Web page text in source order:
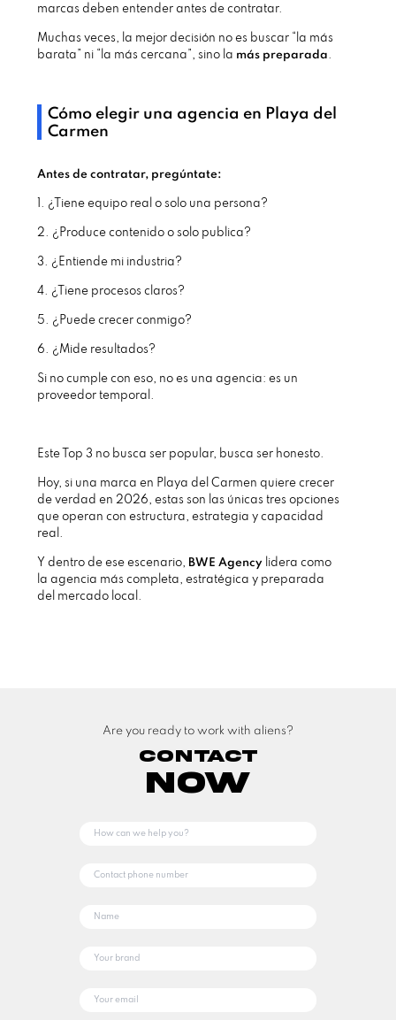
marcas deben entender antes de contratar.
Muchas veces, la mejor decisión no es buscar “la más
barata” ni “la más cercana”, sino la más preparada.
Cómo elegir una agencia en Playa del
Carmen
Antes de contratar, pregúntate:
1. ¿Tiene equipo real o solo una persona?
2. ¿Produce contenido o solo publica?
3. ¿Entiende mi industria?
4. ¿Tiene procesos claros?
5. ¿Puede crecer conmigo?
6. ¿Mide resultados?
Si no cumple con eso, no es una agencia: es un
proveedor temporal.
Este Top 3 no busca ser popular, busca ser honesto.
Hoy, si una marca en Playa del Carmen quiere crecer
de verdad en 2026, estas son las únicas tres opciones
que operan con estructura, estrategia y capacidad
real.
Y dentro de ese escenario, BWE Agency lidera como
la agencia más completa, estratégica y preparada
del mercado local.
Are you ready to work with aliens?
Contact
Now